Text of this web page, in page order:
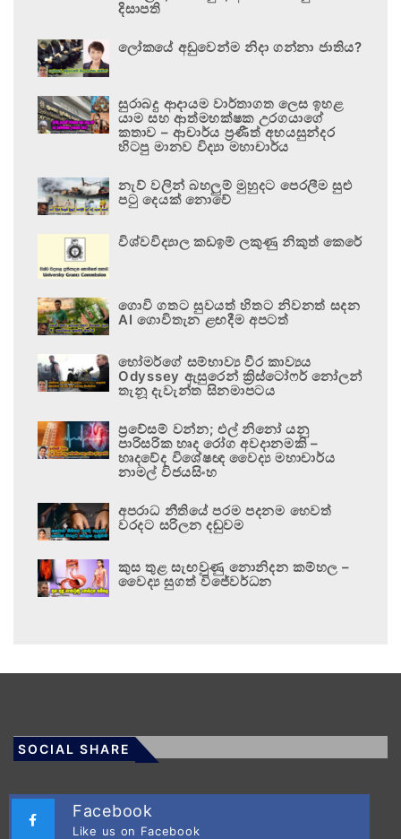
දිසාපති
ලෝකයේ අඩුවෙන්ම නිදා ගන්නා ජාතිය?
සුරාබදු ආදායම වාර්තාගත ලෙස ඉහළ
යාම සහ ආත්මභක්ෂක උරගයාගේ
කතාව – ආචාර්ය ප්‍රණීත් අභයසුන්දර
හිටපු මානව විද්‍යා මහාචාර්ය
නැව් වලින් බහලුම් මුහුදට පෙරලීම සුළු
පටු දෙයක් නොවේ
විශ්වවිද්‍යාල කඩඉම් ලකුණු නිකුත් කෙරේ
ගොවි ගතට සුවයත් හිතට නිවනත් සදන
AI ගොවිතැන ළඟදීම අපටත්
හෝමර්ගේ සම්භාව්‍ය වීර කාව්‍යය
Odyssey ඇසුරෙන් ක්‍රිස්ටෝෆර් නෝලන්
තැනූ දැවැන්ත සිනමාපටය
ප්‍රවේසම් වන්න; එල් නිනෝ යනු
පාරිසරික හෘද රෝග අවදානමකි –
හෘදවේද විශේෂඥ වෛද්‍ය මහාචාර්ය
නාමල් විජයසිංහ
අපරාධ නීතියේ පරම පදනම හෙවත්
වරදට සරිලන දඬුවම
කුස තුළ සැඟවුණු නොනිදන කම්හල –
වෛද්‍ය සුගත් විජේවර්ධන
SOCIAL SHARE
Facebook
Like us on Facebook